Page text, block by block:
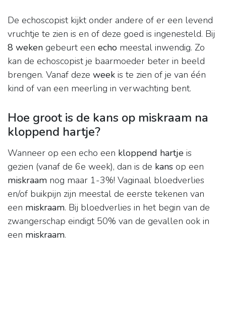
De echoscopist kijkt onder andere of er een levend
vruchtje te zien is en of deze goed is ingenesteld. Bij
8 weken gebeurt een echo meestal inwendig. Zo
kan de echoscopist je baarmoeder beter in beeld
brengen. Vanaf deze week is te zien of je van één
kind of van een meerling in verwachting bent.
Hoe groot is de kans op miskraam na
kloppend hartje?
Wanneer op een echo een kloppend hartje is
gezien (vanaf de 6e week), dan is de kans op een
miskraam nog maar 1-3%! Vaginaal bloedverlies
en/of buikpijn zijn meestal de eerste tekenen van
een miskraam. Bij bloedverlies in het begin van de
zwangerschap eindigt 50% van de gevallen ook in
een miskraam.